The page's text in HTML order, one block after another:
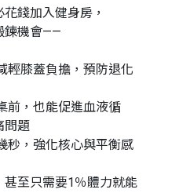
錢加入健身房，
鍊機會——
膝蓋負擔，預防退化
前，也能促進血液循
問題
秒，強化核心與平衡感
至只需要1％體力就能